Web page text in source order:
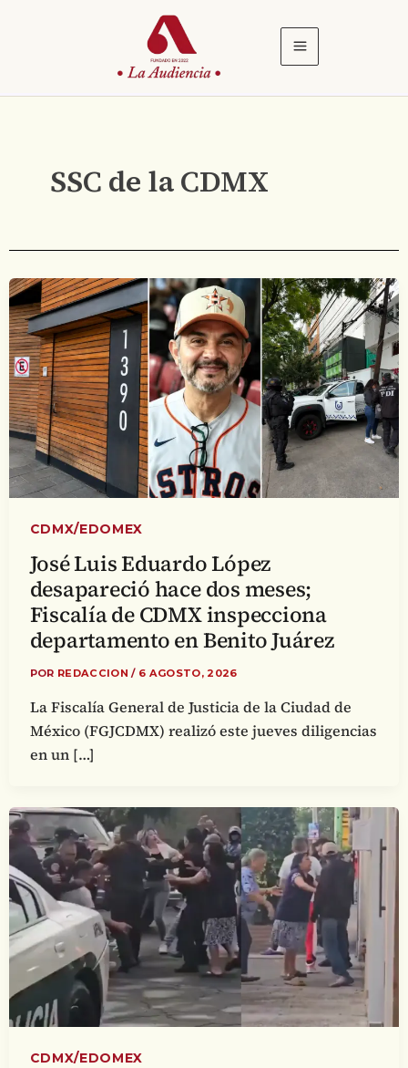
SSC de la CDMX
CDMX/EDOMEX
José Luis Eduardo López
desapareció hace dos meses;
Fiscalía de CDMX inspecciona
departamento en Benito Juárez
POR REDACCION/ 6 AGOSTO, 2026
La Fiscalía General de Justicia de la Ciudad de
México (FGJCDMX) realizó este jueves diligencias
en un […]
CDMX/EDOMEX